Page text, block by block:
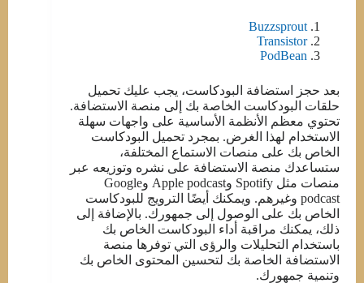
Buzzsprout
Transistor
PodBean
بعد حجز استضافة البودكاست، يجب عليك تحميل
حلقات البودكاست الخاصة بك إلى منصة الاستضافة.
تحتوي معظم الأنظمة الأساسية على واجهات سهلة
الاستخدام لهذا الغرض. بمجرد تحميل البودكاست
الخاص بك على منصات الاستماع المختلفة،
ستساعدك منصة الاستضافة على نشره وتوزيعه عبر
منصات مثل Spotify وApple podcast وGoogle
podcast وغيرهم. ويمكنك أيضًا الترويج للبودكاست
الخاص بك على الوصول إلى جمهورك. بالإضافة إلى
ذلك، يمكنك مراقبة أداء البودكاست الخاص بك
باستخدام التحليلات والرؤى التي توفرها منصة
الاستضافة الخاصة بك لتحسين المحتوى الخاص بك
وتنمية جمهورك.